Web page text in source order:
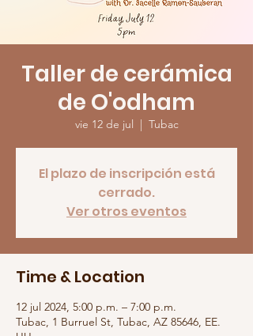
Taller de cerámica
de O'odham
vie 12 de jul
  |
Tubac
El plazo de inscripción está
cerrado.
Ver otros eventos
Time & Location
12 jul 2024, 5:00 p.m. – 7:00 p.m.
Tubac, 1 Burruel St, Tubac, AZ 85646, EE.